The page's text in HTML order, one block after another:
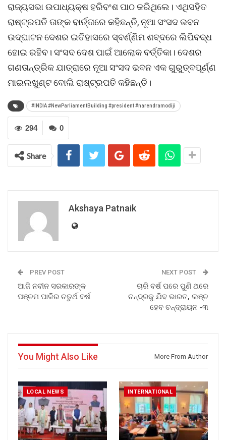
ରାଜ୍ୟସଭା ଉପାଧ୍ୟକ୍ଷ ହରିବଂଶ ପାଠ କରିଥିଲେ। ଏଥିସହିତ
ରାଷ୍ଟ୍ରପତି ତାଙ୍କ ବାର୍ତ୍ତାରେ କହିଛନ୍ତି, ନୂଆ ସଂସଦ ଭବନ
ଉଦ୍‌ଘାଟନ ଦେଶର ଇତିହାସରେ ସ୍ବର୍ଣ୍ଣିମ ଶବ୍ଦରେ ଲିପିବଦ୍ଧ
ହୋଇ ରହିବ। ସଂସଦ ଦେଶ ପାଇଁ ଆଲୋକ ବର୍ତ୍ତିକା। ଦେଶର
ଗଣତାନ୍ତ୍ରିକ ଯାତ୍ରାରେ ନୂଆ ସଂସଦ ଭବନ ଏକ ଗୁରୁତ୍ବପୂର୍ଣ୍ଣ
ମାଇଲଖୁଣ୍ଟ ବୋଲି ରାଷ୍ଟ୍ରପତି କହିଛନ୍ତି।
#INDIA #NewParliamentBuilding #president #narendramodiji
0
294
Share
Akshaya Patnaik
PREV POST
ଆଜି ନବୀନ ସରକାରଙ୍କ
ପଞ୍ଚମ ପାଳିର ଚତୁର୍ଥ ବର୍ଷ
NEXT POST
ଚାରି ବର୍ଷ ପରେ ପୁଣି ଥରେ
ଚନ୍ଦ୍ରକୁ ଯିବ ଭାରତ, ଲଞ୍ଚ
ହେବ ଚନ୍ଦ୍ରାୟନ -୩
You Might Also Like More From Author
LOCAL NEWS INTERNATIONAL